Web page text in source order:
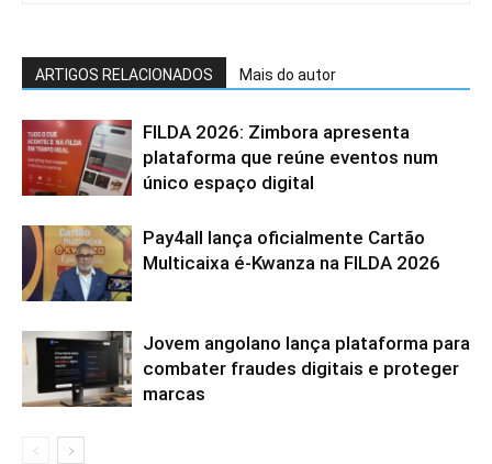
ARTIGOS RELACIONADOS Mais do autor
FILDA 2026: Zimbora apresenta
plataforma que reúne eventos num
único espaço digital
Pay4all lança oficialmente Cartão
Multicaixa é-Kwanza na FILDA 2026
Jovem angolano lança plataforma para
combater fraudes digitais e proteger
marcas